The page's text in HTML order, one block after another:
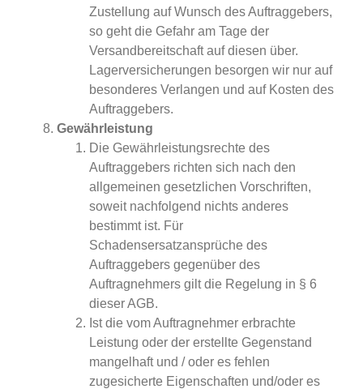
Zustellung auf Wunsch des Auftraggebers,
so geht die Gefahr am Tage der
Versandbereitschaft auf diesen über.
Lagerversicherungen besorgen wir nur auf
besonderes Verlangen und auf Kosten des
Auftraggebers.
Gewährleistung
Die Gewährleistungsrechte des
Auftraggebers richten sich nach den
allgemeinen gesetzlichen Vorschriften,
soweit nachfolgend nichts anderes
bestimmt ist. Für
Schadensersatzansprüche des
Auftraggebers gegenüber des
Auftragnehmers gilt die Regelung in § 6
dieser AGB.
Ist die vom Auftragnehmer erbrachte
Leistung oder der erstellte Gegenstand
mangelhaft und / oder es fehlen
zugesicherte Eigenschaften und/oder es